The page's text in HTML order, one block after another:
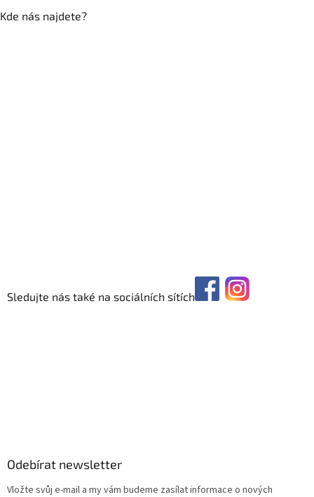
Kde nás najdete?
Sledujte nás také na sociálních sítích
Odebírat newsletter
Vložte svůj e-mail a my vám budeme zasílat informace o nových